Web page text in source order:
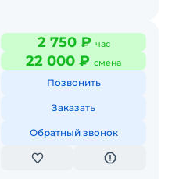
2 750 ₽ час
22 000 ₽ смена
Позвонить
Заказать
Обратный звонок